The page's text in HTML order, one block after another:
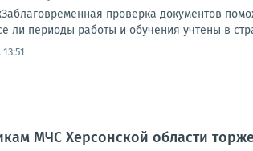
проверка документов
ли периоды работы и обучения учтены в
МЧС Херсонской области